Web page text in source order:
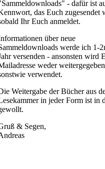
- dafür ist
das Euch zugesendet
Ihr Euch anmeldet.
über neue
werde ich 1-
versenden - ansonsten wird
weder
verwendet.
Weitergabe der Bücher aus
in jeder Form ist in
& Segen,